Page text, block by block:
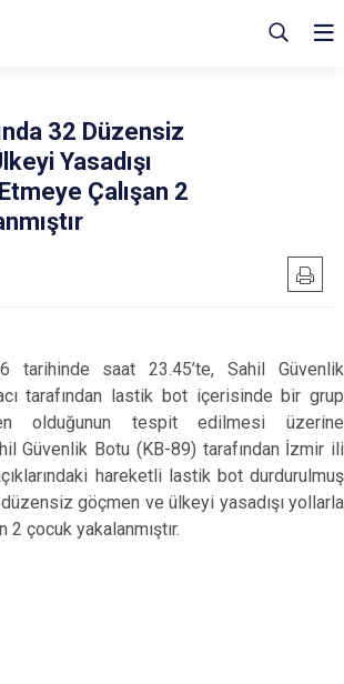
32 Düzensiz
Yasadışı
Çalışan 2
tarihinde saat 23.45’te,Sahil Güvenlik
tarafından lastik bot içerisinde bir grup
olduğunun tespit edilmesi üzerine
Güvenlik Botu (KB-89) tarafından İzmir ili
hareketli lastik bot durdurulmuş
göçmen ve ülkeyi yasadışı yollarla
2 çocuk yakalanmıştır.